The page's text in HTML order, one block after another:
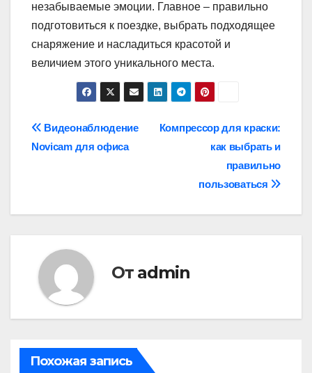
незабываемые эмоции. Главное – правильно
подготовиться к поездке, выбрать подходящее
снаряжение и насладиться красотой и
величием этого уникального места.
Навигация
Компрессор для краски:
как выбрать и
правильно
пользоваться
Видеонаблюдение
Novicam для офиса
От admin
Похожая запись